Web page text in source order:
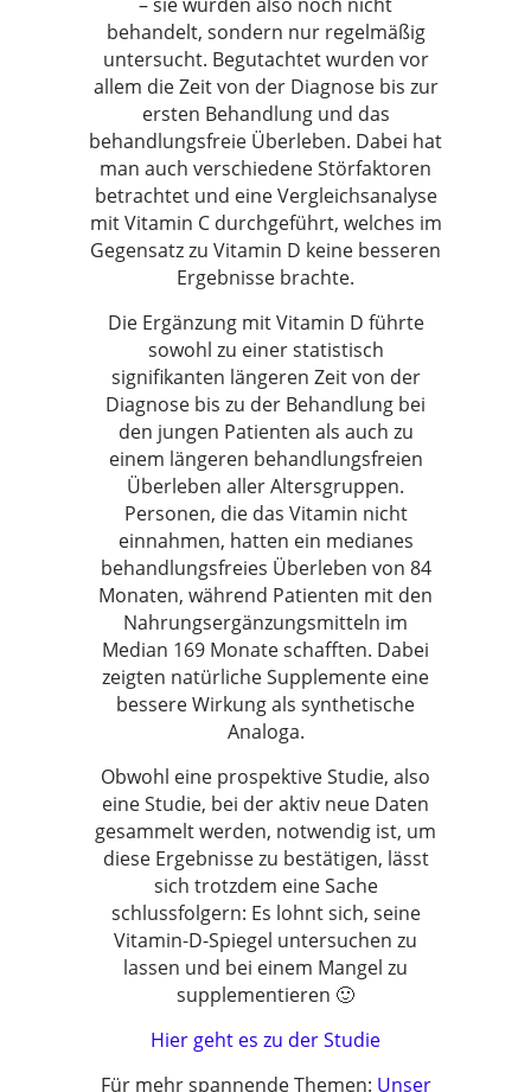
behandelt, sondern nur regelmäßig
untersucht. Begutachtet wurden vor
allem die Zeit von der Diagnose bis zur
ersten Behandlung und das
behandlungsfreie Überleben. Dabei hat
man auch verschiedene Störfaktoren
betrachtet und eine Vergleichsanalyse
mit Vitamin C durchgeführt, welches im
Gegensatz zu Vitamin D keine besseren
Ergebnisse brachte.
Die Ergänzung mit Vitamin D führte
sowohl zu einer statistisch
signifikanten längeren Zeit von der
Diagnose bis zu der Behandlung bei
den jungen Patienten als auch zu
einem längeren behandlungsfreien
Überleben aller Altersgruppen.
Personen, die das Vitamin nicht
einnahmen, hatten ein medianes
behandlungsfreies Überleben von 84
Monaten, während Patienten mit den
Nahrungsergänzungsmitteln im
Median 169 Monate schafften. Dabei
zeigten natürliche Supplemente eine
bessere Wirkung als synthetische
Analoga.
Obwohl eine prospektive Studie, also
eine Studie, bei der aktiv neue Daten
gesammelt werden, notwendig ist, um
diese Ergebnisse zu bestätigen, lässt
sich trotzdem eine Sache
schlussfolgern: Es lohnt sich, seine
Vitamin-D-Spiegel untersuchen zu
lassen und bei einem Mangel zu
supplementieren 🙂
Hier geht es zu der Studie
Für mehr spannende Themen: Unser